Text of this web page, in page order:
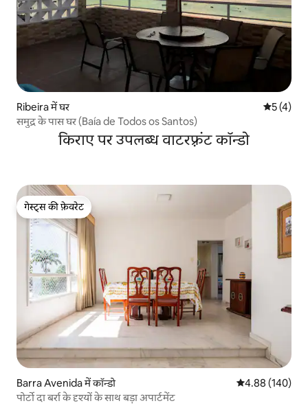
Ribeira में घर औसत रेटिंग
5 (4)
समुद्र के पास घर (Baía de Todos os Santos)
किराए पर उपलब्ध वाटरफ़्रंट कॉन्डो
गेस्ट्स की फ़ेवरेट
गेस्ट्स की फ़ेवरेट
Barra Avenida में कॉन्डो औसत रेटिंग 5 में से
4.88 (140)
पोर्टो दा बर्रा के दृश्यों के साथ बड़ा अपार्टमेंट